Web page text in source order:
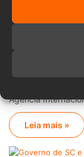
Japão:
Na terça (4), o
Agência
Leia mais »